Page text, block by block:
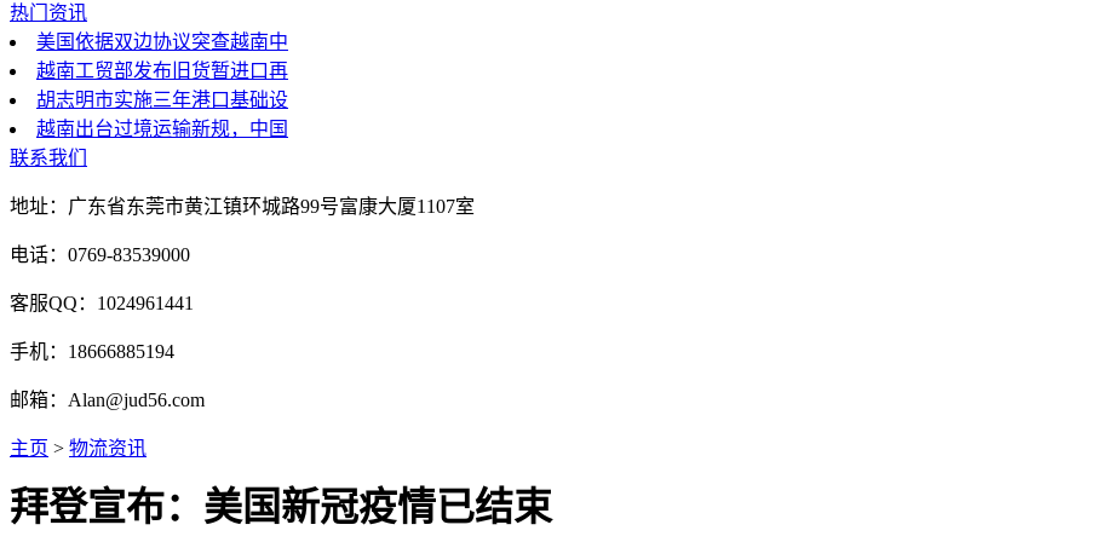
热门资讯
美国依据双边协议突查越南中
越南工贸部发布旧货暂进口再
胡志明市实施三年港口基础设
越南出台过境运输新规，中国
联系我们
地址：广东省东莞市黄江镇环城路99号富康大厦1107室
电话：0769-83539000
客服QQ：1024961441
手机：18666885194
邮箱：Alan@jud56.com
主页 > 物流资讯
拜登宣布：美国新冠疫情已结束